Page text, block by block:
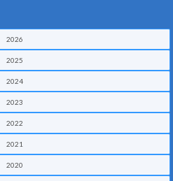
2026
2025
2024
2023
2022
2021
2020